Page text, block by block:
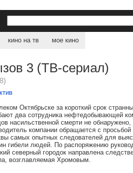
кино на тв мое кино
3 (ТВ-сериал)
Октябрьске за короткий срок
два сотрудника нефтедобывающей
насильственной смерти не обнаружено,
компании обращается с просьбой
самых опытных следователей для
гибели людей. По распоряжению
северный городок направлена
возглавляемая Хромовым.